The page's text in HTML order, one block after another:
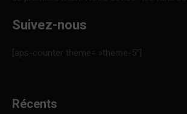
Suivez-nous
[aps-counter theme= »theme-5″]
Récents